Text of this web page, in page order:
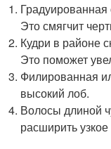
Градуированная
Это смягчит
Кудри в районе
Это поможет
Филированная
высокий лоб.
Волосы длиной
расширить